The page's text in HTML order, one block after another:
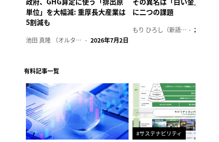
単位」を大幅減: 重厚長大産業は
5割減も
池田 真隆 （オルタナ輪番編集長） 2026年7月2日
に二つの課題
もり ひろし（新語ウォッチャー） 2023年7
有料記事一覧
#サステナビリティ